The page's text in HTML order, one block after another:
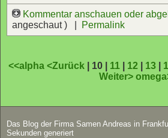
Kommentar anschauen oder
angeschaut ) |
Permalink
<<alpha <Zurück | 10 | 11| 12| 13|
Weiter>
Das Blog der Firma Samen Andreas in
Sekunden generiert